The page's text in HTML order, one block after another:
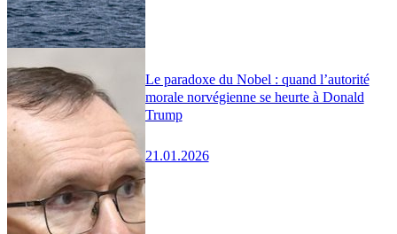
Le paradoxe du Nobel : quand l’autorité
morale norvégienne se heurte à Donald
Trump
21.01.2026